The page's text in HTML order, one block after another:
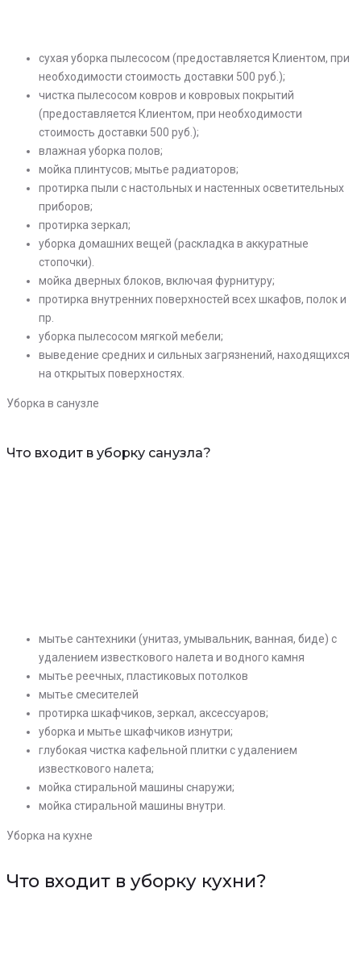
сухая уборка пылесосом (предоставляется Клиентом, при
необходимости стоимость доставки 500 руб.);
чистка пылесосом ковров и ковровых покрытий
(предоставляется Клиентом, при необходимости
стоимость доставки 500 руб.);
влажная уборка полов;
мойка плинтусов; мытье радиаторов;
протирка пыли с настольных и настенных осветительных
приборов;
протирка зеркал;
уборка домашних вещей (раскладка в аккуратные
стопочки).
мойка дверных блоков, включая фурнитуру;
протирка внутренних поверхностей всех шкафов, полок и
пр.
уборка пылесосом мягкой мебели;
выведение средних и сильных загрязнений, находящихся
на открытых поверхностях.
Уборка в санузле
Что входит в уборку санузла?
мытье сантехники (унитаз, умывальник, ванная, биде) с
удалением известкового налета и водного камня
мытье реечных, пластиковых потолков
мытье смесителей
протирка шкафчиков, зеркал, аксессуаров;
уборка и мытье шкафчиков изнутри;
глубокая чистка кафельной плитки с удалением
известкового налета;
мойка стиральной машины снаружи;
мойка стиральной машины внутри.
Уборка на кухне
Что входит в уборку кухни?